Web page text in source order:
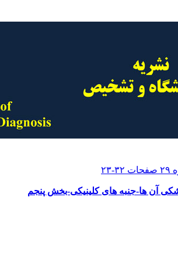
آن ها-جنبه های کلینیکی-بخش پنجم